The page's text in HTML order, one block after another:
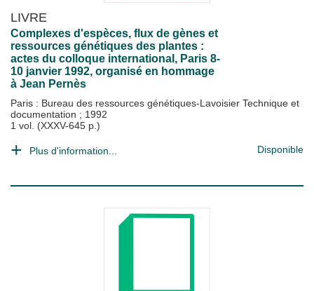
LIVRE
Complexes d'espèces, flux de gènes et
ressources génétiques des plantes :
actes du colloque international, Paris 8-
10 janvier 1992, organisé en hommage
à Jean Pernès
Paris : Bureau des ressources génétiques-Lavoisier Technique et
documentation ; 1992
1 vol. (XXXV-645 p.)
Plus d'information... Disponible